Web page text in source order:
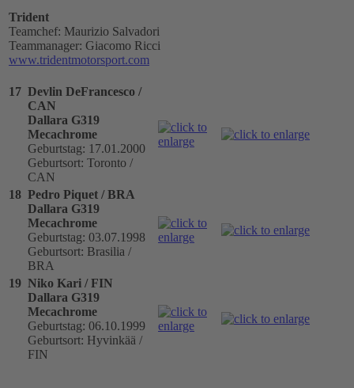
Trident
Teamchef: Maurizio Salvadori
Teammanager: Giacomo Ricci
www.tridentmotorsport.com
17 Devlin DeFrancesco /
CAN
Dallara G319
Mecachrome
Geburtstag: 17.01.2000
Geburtsort: Toronto /
CAN
18 Pedro Piquet / BRA
Dallara G319
Mecachrome
Geburtstag: 03.07.1998
Geburtsort: Brasilia /
BRA
19 Niko Kari / FIN
Dallara G319
Mecachrome
Geburtstag: 06.10.1999
Geburtsort: Hyvinkää /
FIN